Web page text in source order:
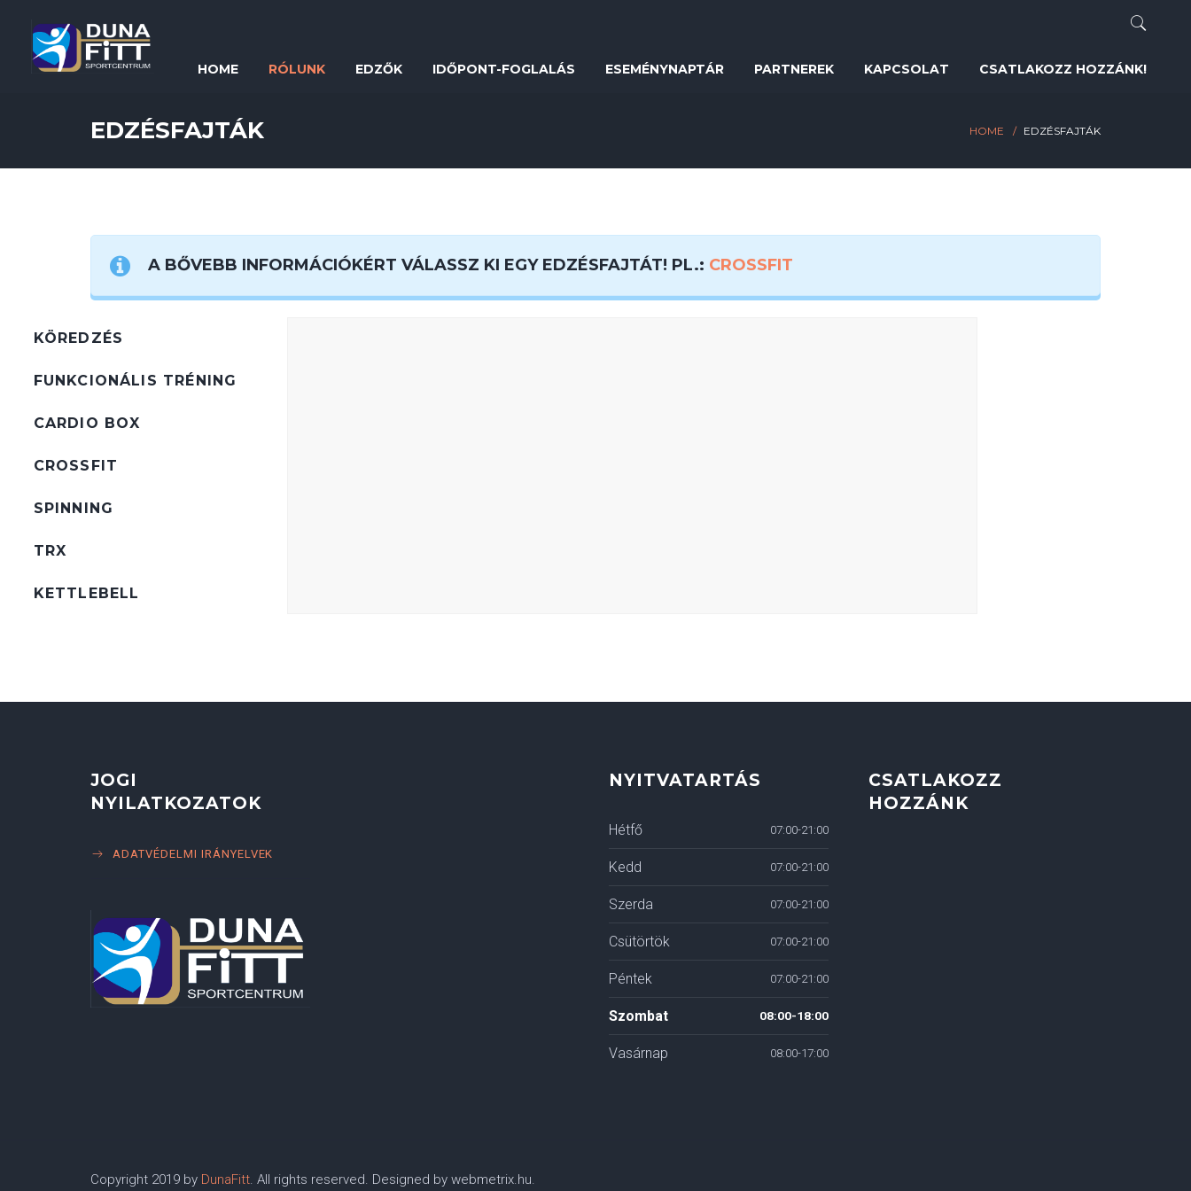
HOME RÓLUNK EDZŐK IDŐPONT-FOGLALÁS ESEMÉNYNAPTÁR PARTNEREK KAPCSOLAT CSATLAKOZZ HOZZÁNK!
EDZÉSFAJTÁK HOME EDZÉSFAJTÁK
A BŐVEBB INFORMÁCIÓKÉRT VÁLASSZ KI EGY EDZÉSFAJTÁT! PL.: CROSSFIT
KÖREDZÉS
FUNKCIONÁLIS TRÉNING
CARDIO BOX
CROSSFIT
SPINNING
TRX
KETTLEBELL
JOGI
NYILATKOZATOK
ADATVÉDELMI IRÁNYELVEK
NYITVATARTÁS
Hétfő 07:00-21:00
Kedd 07:00-21:00
Szerda 07:00-21:00
Csütörtök 07:00-21:00
Péntek 07:00-21:00
Szombat 08:00-18:00
Vasárnap 08:00-17:00
CSATLAKOZZ
HOZZÁNK
Copyright 2019 by DunaFitt. All rights reserved. Designed by webmetrix.hu.